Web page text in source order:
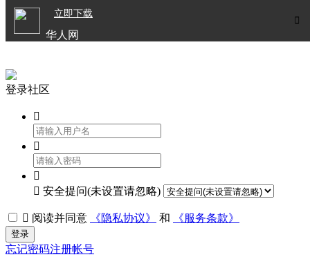

立即下载
华人网
登录社区



 安全提问(未设置请忽略)
 阅读并同意 《隐私协议》 和 《服务条款》
登录
忘记密码注册帐号